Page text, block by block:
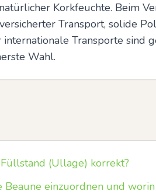
Korkfeuchte. Beim
Transport, solide
internationale Transporte sind
Wahl.
(Ullage) korrekt?
einzuordnen und